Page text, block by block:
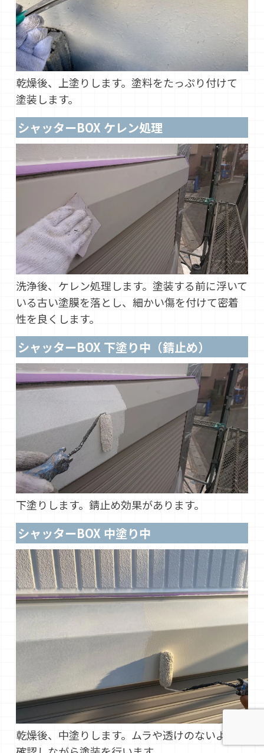
乾燥後、上塗りします。塗料をたっぷり付けて
塗装します。
シャッターBOX ケレン処理
洗浄後、ケレン処理します。塗装する前に浮いて
いる古い塗膜を落とし、細かい傷を付けて密着
性を良くします。
シャッターBOX 下塗り中（錆止め）
下塗りします。錆止め効果があります。
シャッターBOX 中塗り中
乾燥後、中塗りします。ムラや透けのないように